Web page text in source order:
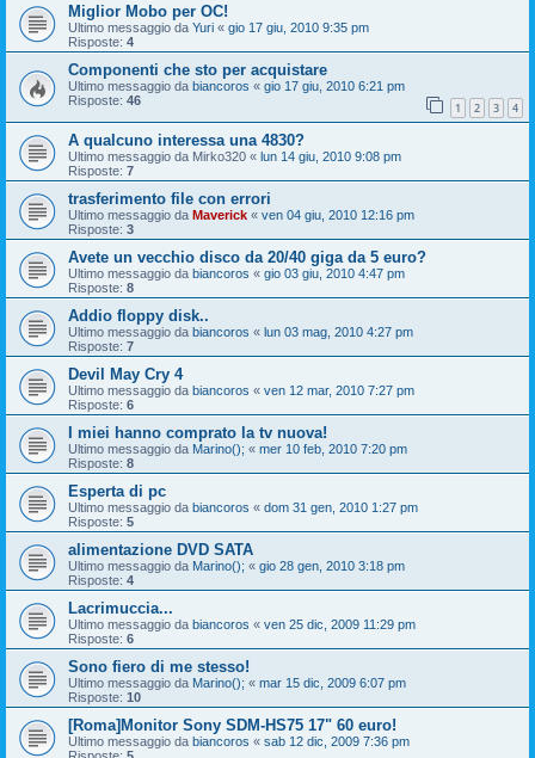
Miglior Mobo per OC!
Ultimo messaggio da Yuri « gio 17 giu, 2010 9:35 pm
Risposte: 4
Componenti che sto per acquistare
Ultimo messaggio da biancoros « gio 17 giu, 2010 6:21 pm
Risposte: 46 1 2 3 4
A qualcuno interessa una 4830?
Ultimo messaggio da Mirko320 « lun 14 giu, 2010 9:08 pm
Risposte: 7
trasferimento file con errori
Ultimo messaggio da Maverick « ven 04 giu, 2010 12:16 pm
Risposte: 3
Avete un vecchio disco da 20/40 giga da 5 euro?
Ultimo messaggio da biancoros « gio 03 giu, 2010 4:47 pm
Risposte: 8
Addio floppy disk..
Ultimo messaggio da biancoros « lun 03 mag, 2010 4:27 pm
Risposte: 7
Devil May Cry 4
Ultimo messaggio da biancoros « ven 12 mar, 2010 7:27 pm
Risposte: 6
I miei hanno comprato la tv nuova!
Ultimo messaggio da Marino(); « mer 10 feb, 2010 7:20 pm
Risposte: 8
Esperta di pc
Ultimo messaggio da biancoros « dom 31 gen, 2010 1:27 pm
Risposte: 5
alimentazione DVD SATA
Ultimo messaggio da Marino(); « gio 28 gen, 2010 3:18 pm
Risposte: 4
Lacrimuccia...
Ultimo messaggio da biancoros « ven 25 dic, 2009 11:29 pm
Risposte: 6
Sono fiero di me stesso!
Ultimo messaggio da Marino(); « mar 15 dic, 2009 6:07 pm
Risposte: 10
[Roma]Monitor Sony SDM-HS75 17" 60 euro!
Ultimo messaggio da biancoros « sab 12 dic, 2009 7:36 pm
Risposte: 5